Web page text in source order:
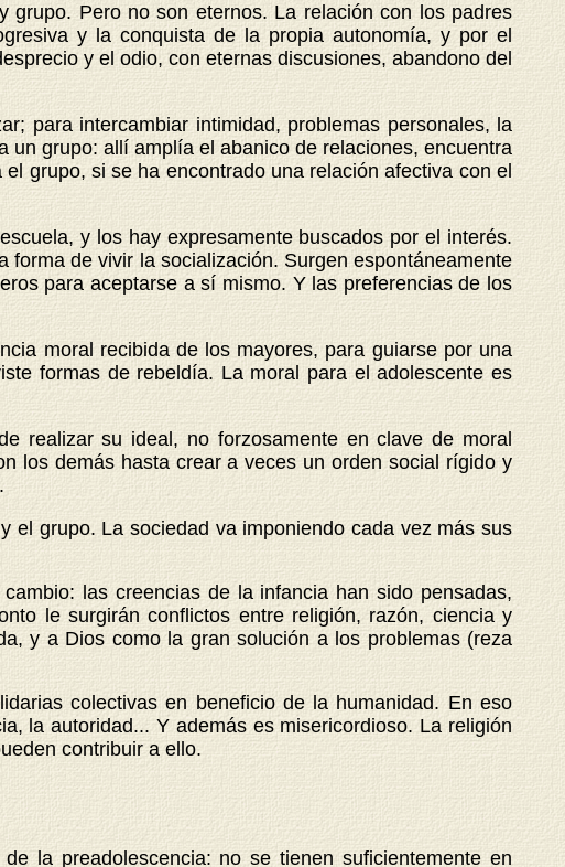
grupo. Pero no son eternos. La relación con los padres
y la conquista de la propia autonomía, y por el
y el odio, con eternas discusiones, abandono del
para intercambiar intimidad, problemas personales, la
grupo: allí amplía el abanico de relaciones, encuentra
grupo, si se ha encontrado una relación afectiva con el
y los hay expresamente buscados por el interés.
de vivir la socialización. Surgen espontáneamente
para aceptarse a sí mismo. Y las preferencias de los
moral recibida de los mayores, para guiarse por una
formas de rebeldía. La moral para el adolescente es
realizar su ideal, no forzosamente en clave de moral
los demás hasta crear a veces un orden social rígido y
el grupo. La sociedad va imponiendo cada vez más sus
las creencias de la infancia han sido pensadas,
le surgirán conflictos entre religión, razón, ciencia y
y a Dios como la gran solución a los problemas (reza
colectivas en beneficio de la humanidad. En eso
la autoridad... Y además es misericordioso. La religión
contribuir a ello.
la preadolescencia: no se tienen suficientemente en